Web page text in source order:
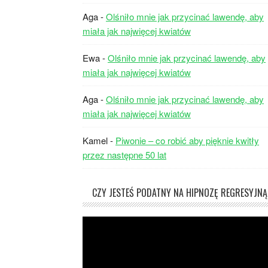
Aga-Olśniło mnie jak przycinać lawendę, aby
miała jak najwięcej kwiatów
Ewa-Olśniło mnie jak przycinać lawendę, aby
miała jak najwięcej kwiatów
Aga-Olśniło mnie jak przycinać lawendę, aby
miała jak najwięcej kwiatów
Kamel- Piwonie – co robić aby pięknie kwitły
przez następne 50 lat
CZY JESTEŚ PODATNY NA HIPNOZĘ